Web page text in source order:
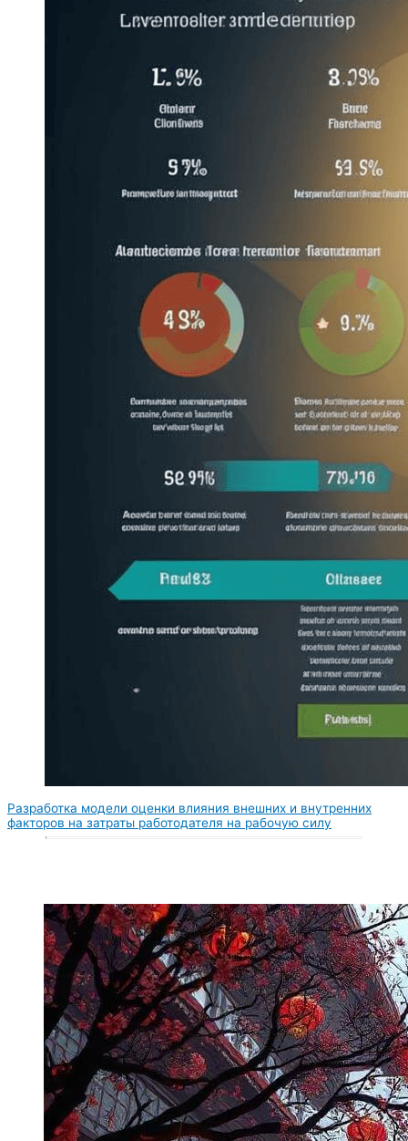
Разработка модели оценки влияния внешних и внутренних
факторов на затраты работодателя на рабочую силу